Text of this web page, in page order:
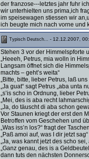
der franzose---letztes jahr fuhr
wir unterhielten uns prima,ich
im speisewagen stiessen wir
ich beugte mich nach vorne und
Typisch Deutsch... - 12.12.2007,
Stehen 3 vor der Himmelspforte
„Heeeh, Petrus, mia wolln in
Langsam öffnet sich die
machts – geht’s weita“
„Bitte, bitte, lieber Petrus, laß
„Ja guat“ sagt Petrus „aba
„s’is scho in Ordnung, lieber
„Mei, des is aba recht
„Ja, do täuscht di aba schon
Vor Staunen kriegt der erst den
Betroffen vom Geschehen und
„Was iss’n los?“ fragt der
„Paß amoi auf, was I dir jetzt
„Ja, was kannt jetzt des scho
„Ganz genau, des is a
dann tuts den nächsten